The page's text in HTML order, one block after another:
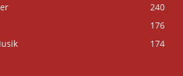
240
176
174